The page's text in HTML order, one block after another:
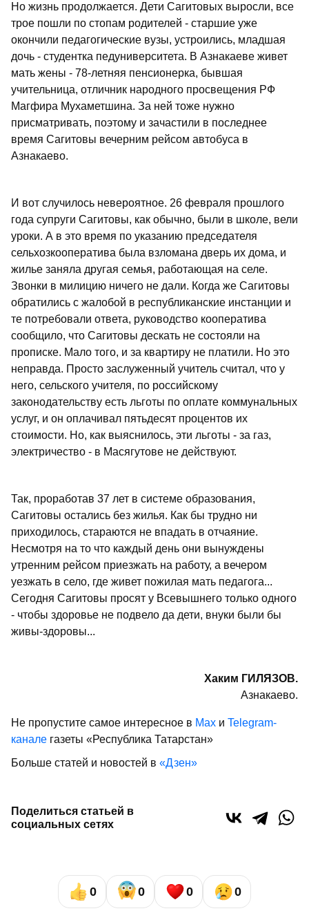
Но жизнь продолжается. Дети Сагитовых выросли, все
трое пошли по стопам родителей - старшие уже
окончили педагогические вузы, устроились, младшая
дочь - студентка педуниверситета. В Азнакаеве живет
мать жены - 78-летняя пенсионерка, бывшая
учительница, отличник народного просвещения РФ
Магфира Мухаметшина. За ней тоже нужно
присматривать, поэтому и зачастили в последнее
время Сагитовы вечерним рейсом автобуса в
Азнакаево.
И вот случилось невероятное. 26 февраля прошлого
года супруги Сагитовы, как обычно, были в школе, вели
уроки. А в это время по указанию председателя
сельхозкооператива была взломана дверь их дома, и
жилье заняла другая семья, работающая на селе.
Звонки в милицию ничего не дали. Когда же Сагитовы
обратились с жалобой в республиканские инстанции и
те потребовали ответа, руководство кооператива
сообщило, что Сагитовы дескать не состояли на
прописке. Мало того, и за квартиру не платили. Но это
неправда. Просто заслуженный учитель считал, что у
него, сельского учителя, по российскому
законодательству есть льготы по оплате коммунальных
услуг, и он оплачивал пятьдесят процентов их
стоимости. Но, как выяснилось, эти льготы - за газ,
электричество - в Масягутове не действуют.
Так, проработав 37 лет в системе образования,
Сагитовы остались без жилья. Как бы трудно ни
приходилось, стараются не впадать в отчаяние.
Несмотря на то что каждый день они вынуждены
утренним рейсом приезжать на работу, а вечером
уезжать в село, где живет пожилая мать педагога...
Сегодня Сагитовы просят у Всевышнего только одного
- чтобы здоровье не подвело да дети, внуки были бы
живы-здоровы...
Хаким ГИЛЯЗОВ.
Азнакаево.
Не пропустите самое интересное в Max и Telegram-
канале газеты «Республика Татарстан»
Больше статей и новостей в «Дзен»
Поделиться статьей в
социальных сетях
0 0 0 0